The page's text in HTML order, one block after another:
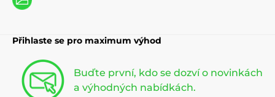
Přihlaste se pro maximum výhod
Buďte první, kdo se dozví o novinkách
a výhodných nabídkách.